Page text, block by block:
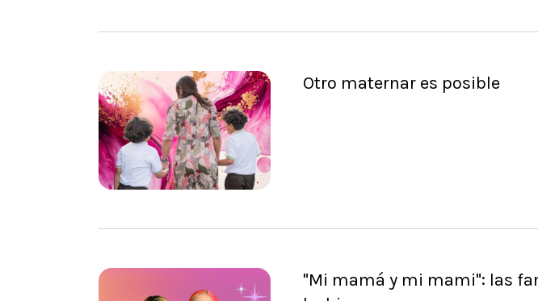
Otro maternar es posible
"Mi mamá y mi mami": las